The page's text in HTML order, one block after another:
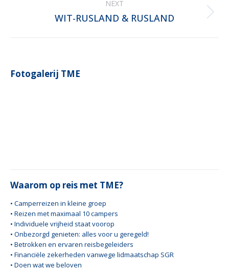
NEXT
Next
WIT-RUSLAND & RUSLAND
Fotogalerij TME
Waarom op reis met TME?
• Camperreizen in kleine groep
• Reizen met maximaal 10 campers
• Individuele vrijheid staat voorop
• Onbezorgd genieten: alles voor u geregeld!
• Betrokken en ervaren reisbegeleiders
• Financiële zekerheden vanwege lidmaatschap SGR
• Doen wat we beloven